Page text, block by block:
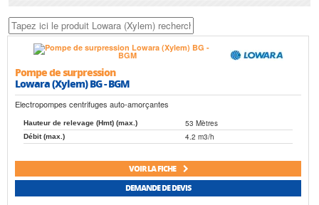
Pompe de surpression
Lowara (Xylem) BG - BGM
Electropompes centrifuges auto-amorçantes
Hauteur de relevage (Hmt) (max.) 53 Mètres
Débit (max.) 4.2 m3/h
VOIR LA FICHE
DEMANDE DE DEVIS